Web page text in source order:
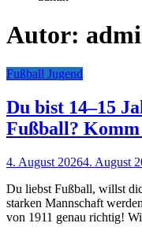
Autor:
Fußball Jugend
Du bist 14–15
Fußball? Komm
4. August 20264. August
Du liebst Fußball, willst
starken Mannschaft
von 1911 genau richtig!